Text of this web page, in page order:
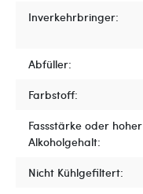
Inverkehrbringer:
Abfüller:
Farbstoff:
Fassstärke oder hoher
Alkoholgehalt:
Nicht Kühlgefiltert: